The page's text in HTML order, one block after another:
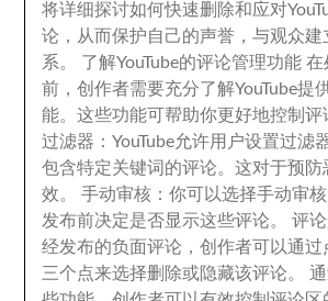
将详细探讨如何快速删除和应对
论 ， 从而保护自己的声誉 ，与观众建
系。 了解YouTube的评论管理功能
前 ，创作者需要充分了解YouTube提
能。这些功能可帮助你更好地控制评
过滤器 ：YouTube允许用户设置过滤
包含特定关键词的评论。这对于预防
效。手动审核 ：你可以选择手动审
发布前决定是否显示这些评论。评
经发布的负面评论 ，创作者可以通过
三个点来选择删除或隐藏该评论。